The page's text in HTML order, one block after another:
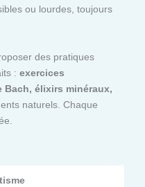
ou lourdes, toujours
des pratiques
: exercices
élixirs minéraux,
naturels. Chaque